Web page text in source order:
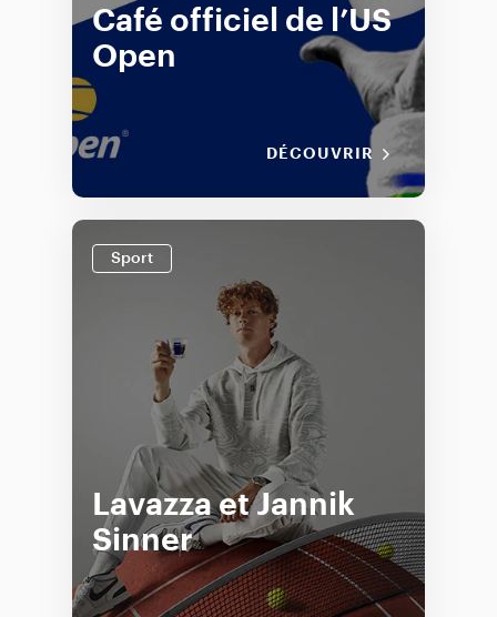
Café officiel de l’US
Open
DÉCOUVRIR
Sport
Lavazza et Jannik
Sinner